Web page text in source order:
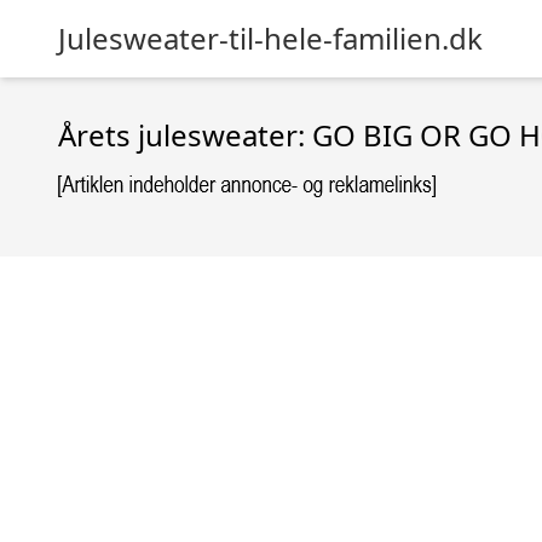
Julesweater-til-hele-familien.dk
Årets julesweater: GO BIG OR GO